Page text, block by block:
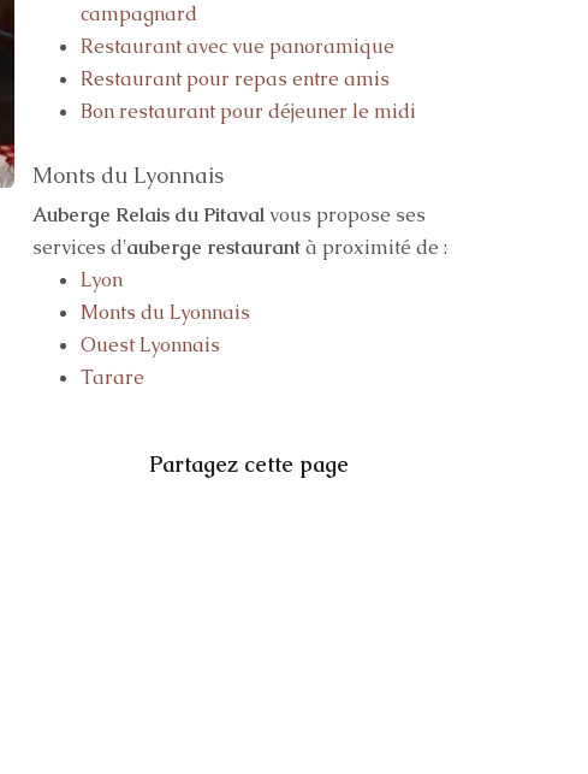
campagnard
Restaurant avec vue panoramique
Restaurant pour repas entre amis
Bon restaurant pour déjeuner le midi
Monts du Lyonnais
Auberge Relais du Pitavalvous propose ses
services d'auberge restaurantà proximité de :
Lyon
Monts du Lyonnais
Ouest Lyonnais
Tarare